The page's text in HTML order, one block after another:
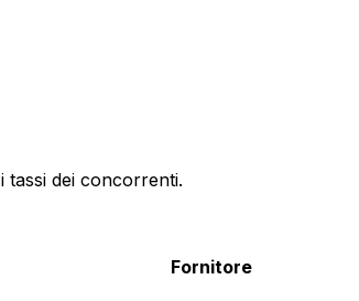
tassi dei concorrenti.
Fornitore